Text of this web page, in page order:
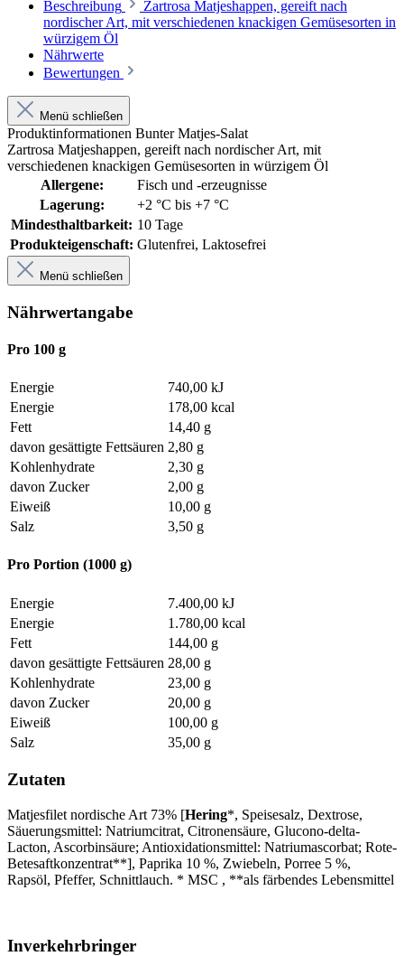
Beschreibung
Zartrosa Matjeshappen, gereift nach
nordischer Art, mit verschiedenen knackigen Gemüsesorten in
würzigem Öl
Nährwerte
Bewertungen
Menü schließen
Produktinformationen Bunter Matjes-Salat
Zartrosa Matjeshappen, gereift nach nordischer Art, mit
verschiedenen knackigen Gemüsesorten in würzigem Öl
Allergene:
Fisch und -erzeugnisse
Lagerung:
+2 °C bis +7 °C
Mindesthaltbarkeit: 10 Tage
Produkteigenschaft: Glutenfrei, Laktosefrei
Menü schließen
Nährwertangabe
Pro 100 g
Energie
740,00 kJ
Energie
178,00 kcal
Fett
14,40 g
davon gesättigte Fettsäuren 2,80 g
Kohlenhydrate
2,30 g
davon Zucker
2,00 g
Eiweiß
10,00 g
Salz
3,50 g
Pro Portion (1000 g)
Energie
7.400,00 kJ
Energie
1.780,00 kcal
Fett
144,00 g
davon gesättigte Fettsäuren 28,00 g
Kohlenhydrate
23,00 g
davon Zucker
20,00 g
Eiweiß
100,00 g
Salz
35,00 g
Zutaten
Matjesfilet nordische Art 73% [Hering*, Speisesalz, Dextrose,
Säuerungsmittel: Natriumcitrat, Citronensäure, Glucono-delta-
Lacton, Ascorbinsäure; Antioxidationsmittel: Natriumascorbat; Rote-
Betesaftkonzentrat**], Paprika 10 %, Zwiebeln, Porree 5 %,
Rapsöl, Pfeffer, Schnittlauch. * MSC , **als färbendes Lebensmittel
Inverkehrbringer